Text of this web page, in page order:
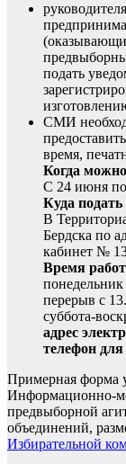
подать
СМИ
время,
Когда
С 24 июня
Куда подать
В
Бердска по
кабинет №
Время
перерыв с
суббота-
адрес
телефон
Примерная форма
Информационно-
предвыборной
объединений,
Избирательной